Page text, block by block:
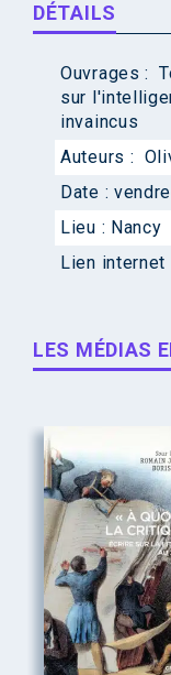
DÉTAILS
Ouvrages :
sur
invaincus
Auteurs :
Date :
Lieu : Nancy
Lien internet
LES MÉDIAS